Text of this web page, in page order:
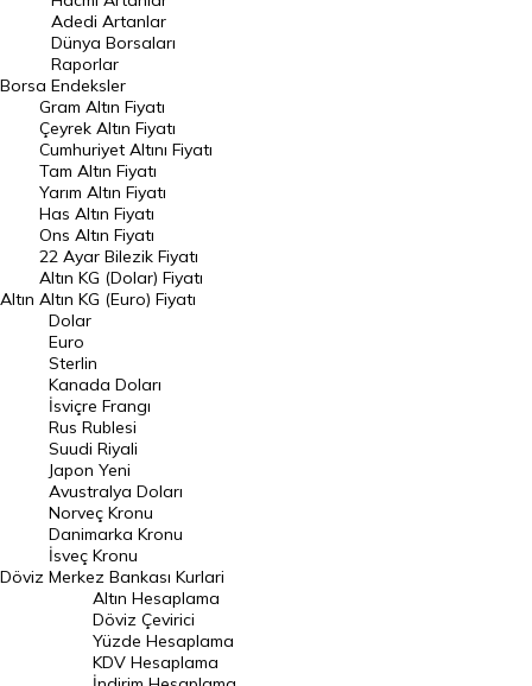
Geçmiş Kapanışlar
Dünya Borsaları
Raporlar
Endeksler
DÖVİZ
Döviz Kuru
Dolar Kuru
Euro Kuru
Pound Kuru
Frank Kuru
Riyal Kuru
Avustralya Doları
Danimarka Kronu Kuru
Kanada Doları Kuru
Norveç Kronu Kuru
İsveç Kronu Kuru
Japon Yeni Kuru
Borsa
Adedi Artanlar
Dünya Borsaları
Raporlar
Endeksler
Altın
Gram Altın Fiyatı
Çeyrek Altın Fiyatı
Cumhuriyet Altını Fiyatı
Tam Altın Fiyatı
Yarım Altın Fiyatı
Has Altın Fiyatı
Ons Altın Fiyatı
22 Ayar Bilezik Fiyatı
Altın KG (Dolar) Fiyatı
Altın KG (Euro) Fiyatı
Döviz
Dolar
Euro
Sterlin
Kanada Doları
İsviçre Frangı
Rus Rublesi
Suudi Riyali
Japon Yeni
Avustralya Doları
Norveç Kronu
Danimarka Kronu
İsveç Kronu
Merkez Bankası Kurlari
Altın Hesaplama
Döviz Çevirici
Yüzde Hesaplama
KDV Hesaplama